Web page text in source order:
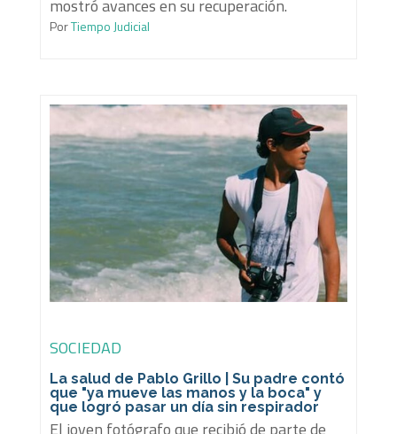
mostró avances en su recuperación.
PorTiempo Judicial
SOCIEDAD
La salud de Pablo Grillo | Su padre contó
que "ya mueve las manos y la boca" y
que logró pasar un día sin respirador